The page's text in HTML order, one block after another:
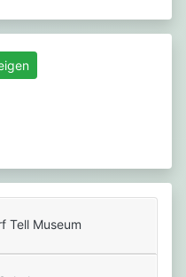
Tell Museum